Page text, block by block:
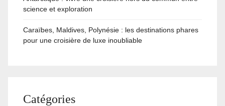
science et exploration
Caraïbes, Maldives, Polynésie : les destinations phares
pour une croisière de luxe inoubliable
Catégories